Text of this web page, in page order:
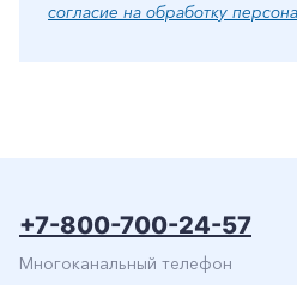
согласие на обработку
+7-800-700-24-57
Многоканальный телефон